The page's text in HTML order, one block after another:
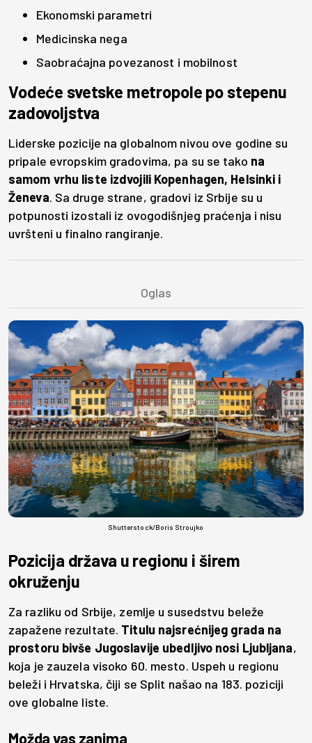
Ekonomski parametri
Medicinska nega
Saobraćajna povezanost i mobilnost
Vodeće svetske metropole po stepenu
zadovoljstva
Liderske pozicije na globalnom nivou ove godine su
pripale evropskim gradovima, pa su se tako na
samom vrhu liste izdvojili Kopenhagen, Helsinki i
Ženeva. Sa druge strane, gradovi iz Srbije su u
potpunosti izostali iz ovogodišnjeg praćenja i nisu
uvršteni u finalno rangiranje.
Shutterstock/Boris Stroujko
Pozicija država u regionu i širem
okruženju
Za razliku od Srbije, zemlje u susedstvu beleže
zapažene rezultate. Titulu najsrećnijeg grada na
prostoru bivše Jugoslavije ubedljivo nosi Ljubljana,
koja je zauzela visoko 60. mesto. Uspeh u regionu
beleži i Hrvatska, čiji se Split našao na 183. poziciji
ove globalne liste.
Možda vas zanima